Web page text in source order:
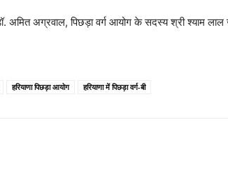
अमित अग्रवाल, पिछड़ा वर्ग आयोग के सदस्य श्री श्याम
हरियाणा पिछड़ा आयोग हरियाणा में पिछड़ा वर्ग-बी